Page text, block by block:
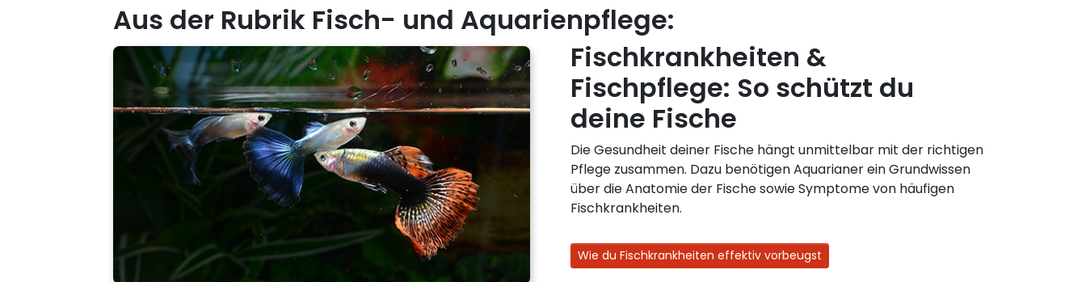
Aus der Rubrik Fisch- und Aquarienpflege:
Fischkrankheiten &
Fischpflege: So schützt du
deine Fische
Die Gesundheit deiner Fische hängt unmittelbar mit der richtigen
Pflege zusammen. Dazu benötigen Aquarianer ein Grundwissen
über die Anatomie der Fische sowie Symptome von häufigen
Fischkrankheiten.
Wie du Fischkrankheiten effektiv vorbeugst